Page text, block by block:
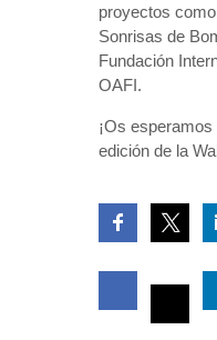
proyectos
Sonrisas de
Fundación
OAFI.
¡Os
edición de la